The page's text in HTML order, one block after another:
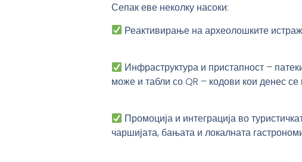
Сепак еве неколку насоки:
Реактивирање на археолошките
Инфраструктура и пристапност –
може и табли со QR – кодови кои денес
Промоција и интеграција во
чаршијата, бањата и локалната